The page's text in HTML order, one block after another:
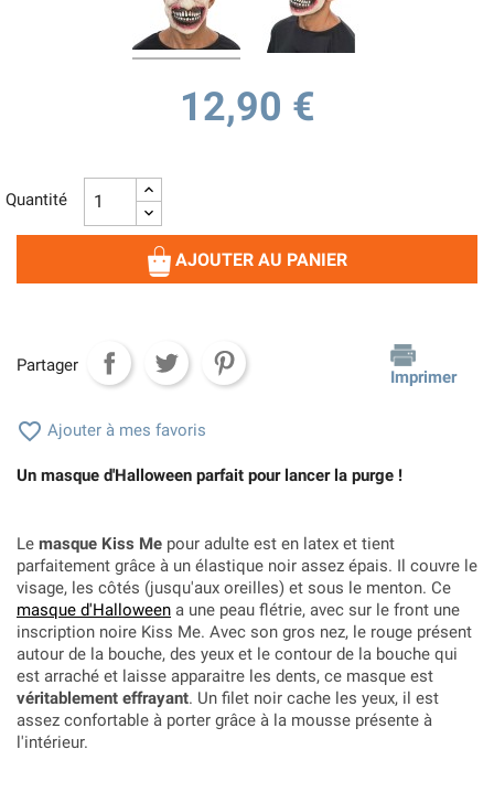
12,90 €
Quantité
AJOUTER AU PANIER
Partager
Imprimer
 Ajouter à mes favoris
Un masque d'Halloween parfait pour lancer la purge !
Le masque Kiss Me pour adulte est en latex et tient
parfaitement grâce à un élastique noir assez épais. Il couvre le
visage, les côtés (jusqu'aux oreilles) et sous le menton. Ce
masque d'Halloween a une peau flétrie, avec sur le front une
inscription noire Kiss Me. Avec son gros nez, le rouge présent
autour de la bouche, des yeux et le contour de la bouche qui
est arraché et laisse apparaitre les dents, ce masque est
véritablement effrayant. Un filet noir cache les yeux, il est
assez confortable à porter grâce à la mousse présente à
l'intérieur.